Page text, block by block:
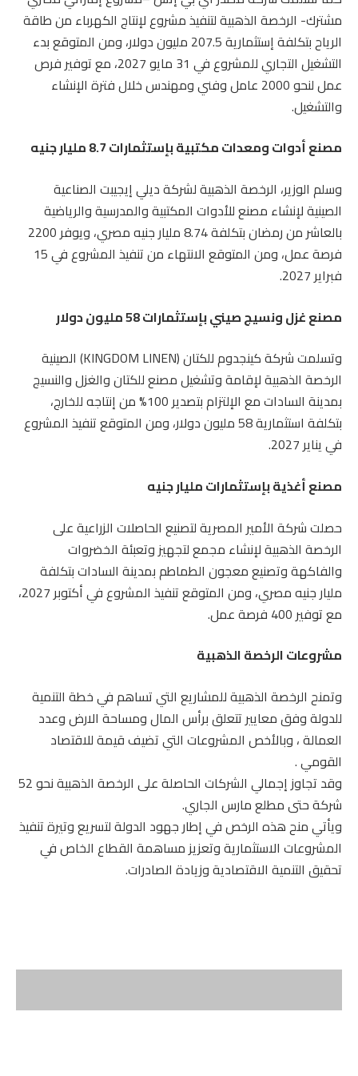
مشترك- الرخصة الذهبية لتنفيذ مشروع لإنتاج الكهرباء من طاقة
الرياح بتكلفة إستثمارية 207.5 مليون دولار، ومن المتوقع بدء
التشغيل التجاري للمشروع في 31 مايو 2027، مع توفير فرص
عمل لنحو 2000 عامل وفني ومهندس خلال فترة الإنشاء
والتشغيل.
مصنع أدوات ومعدات مكتبية بإستثمارات 8.7 مليار جنيه
وسلم الوزير، الرخصة الذهبية لشركة ديلي إيجيبت الصناعية
الصينية لإنشاء مصنع للأدوات المكتبية والمدرسية والرياضية
بالعاشر من رمضان بتكلفة 8.74 مليار جنيه مصري، ويوفر 2200
فرصة عمل، ومن المتوقع الانتهاء من تنفيذ المشروع في 15
فبراير 2027.
مصنع غزل ونسيج صيني بإستثمارات 58 مليون دولار
وتسلمت شركة كينجدوم للكتان (KINGDOM LINEN) الصينية
الرخصة الذهبية لإقامة وتشغيل مصنع للكتان والغزل والنسيج
بمدينة السادات مع الإلتزام بتصدير 100% من إنتاجه للخارج،
بتكلفة استثمارية 58 مليون دولار، ومن المتوقع تنفيذ المشروع
في يناير 2027.
مصنع أغذية بإستثمارات مليار جنيه
حصلت شركة الأمير المصرية لتصنيع الحاصلات الزراعية على
الرخصة الذهبية لإنشاء مجمع لتجهيز وتعبئة الخضروات
والفاكهة وتصنيع معجون الطماطم بمدينة السادات بتكلفة
مليار جنيه مصري، ومن المتوقع تنفيذ المشروع في أكتوبر 2027،
مع توفير 400 فرصة عمل.
مشروعات الرخصة الذهبية
وتمنح الرخصة الذهبية للمشاريع التي تساهم في خطة التنمية
للدولة وفق معايير تتعلق برأس المال ومساحة الارض وعدد
العمالة ، وبالأخص ​المشروعات التي تضيف قيمة للاقتصاد
القومي .
وقد تجاوز إجمالي الشركات الحاصلة على الرخصة الذهبية نحو 52
شركة حتى مطلع مارس الجاري.
ويأتي منح هذه الرخص في إطار جهود الدولة لتسريع وتيرة تنفيذ
المشروعات الاستثمارية وتعزيز مساهمة القطاع الخاص في
تحقيق التنمية الاقتصادية وزيادة الصادرات.